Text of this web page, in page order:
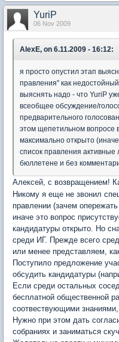
YuriP
06 Nov 2009
AlexE, on 6.11.2009 - 16:12:
я просто опустил этап
правления" как
выяснять надо - что YuriP
всеобщее обсуждение/
предварительного
этом щепетильном вопросе
максимально открыто
список правления
бюллетене и без
Алексей, с возвращением!
Никому я еще не звонил
правлении (зачем
иначе это вопрос
кандидатуры открыто. Но
среди ИГ. Прежде всего
или менее представляем,
Поступило предложение
обсудить кандидатуры
Если среди остальных
бесплатной общественной
соотвествующими
Нужно при этом дать
собраниях и заниматься